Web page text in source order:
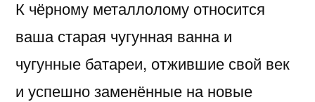
К чёрному металлолому относится
ваша старая чугунная ванна и
чугунные батареи, отжившие свой век
и успешно заменённые на новые